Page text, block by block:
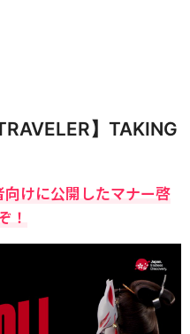
】TAKING
けに公開したマナー啓
！